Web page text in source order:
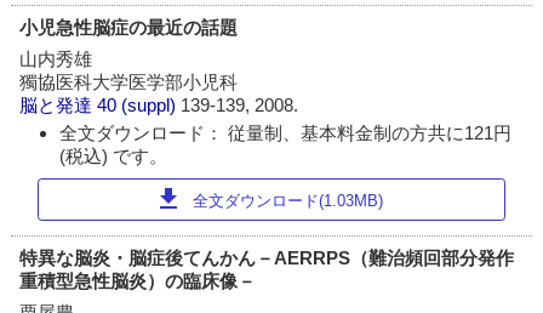
小児急性脳症の最近の話題
山内秀雄
獨協医科大学医学部小児科
脳と発達 40 (suppl) 139-139, 2008.
全文ダウンロード： 従量制、基本料金制の方共に121円
(税込) です。
download 全文ダウンロード(1.03MB)
特異な脳炎・脳症後てんかん－AERRPS（難治頻回部分発作
重積型急性脳炎）の臨床像－